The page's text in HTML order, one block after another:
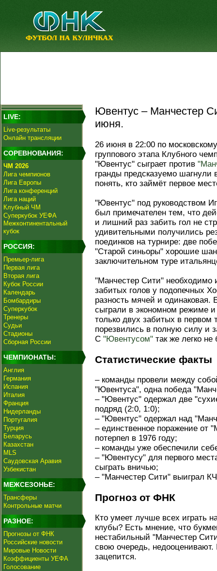
LIVE:
Live-результаты
Онлайн трансляции
СОРЕВНОВАНИЯ:
ЧМ 2026
Лига чемпионов
Лига Европы
Лига конференций
Лига наций
Клубный ЧМ
Суперкубок УЕФА
Межконтинентальный
кубок
РОССИЯ:
Премьер-лига
Первая лига
Вторая лига
Кубок России
Календарь
Бомбардиры
Суперкубок
Тренеры
Судьи
Стадионы
Сборная России
ЧЕМПИОНАТЫ:
Англия
Германия
Испания
Италия
Франция
Нидерланды
Португалия
Турция
Беларусь
Казахстан
MLS
Саудовская Аравия
Узбекистан
МЕЖСЕЗОНЬЕ:
Трансферы
Контрольные матчи
РАЗНОЕ:
Прогнозы от ФНК
Российские новости
Мировые Новости
Коэффициенты УЕФА
Голосование
Ювентус – Манчестер
июня.
26 июня в 22:00 по
группового этапа Клубного
"Ювентус" сыграет против
гранды предсказуемо
понять, кто займёт первое
"Ювентус" под руководством
был примечателен тем, что
и лишний раз забить гол не
удивительными получились
поединков на турнире: две
"Старой синьоры" хорошие
заключительном туре
"Манчестер Сити" необходимо
забитых голов у подопечных
разность мячей и одинаковая.
сыграли в экономном режиме
только двух забитых в первом
порезвились в полную силу и
С "Ювентусом" так же легко не
Статистические факты
– команды провели между
"Ювентуса", одна победа
– "Ювентус" одержал две
подряд (2:0, 1:0);
– "Ювентус" одержал над
– единственное поражение от
потерпел в 1976 году;
– команды уже обеспечили
– "Ювентусу" для первого
сыграть вничью;
– "Манчестер Сити" выиграл
Прогноз от ФНК
Кто умеет лучше всех играть
клубы? Есть мнение, что
нестабильный "Манчестер
свою очередь,
зацепится.